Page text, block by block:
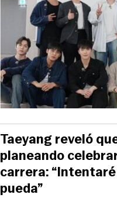
Taeyang reveló
planeando
carrera:
pueda”